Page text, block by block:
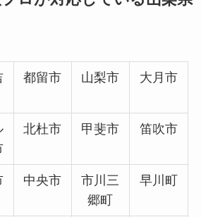
都留市 山梨市 大月市
北杜市 甲斐市 笛吹市
中央市
市川三
郷町
早川町